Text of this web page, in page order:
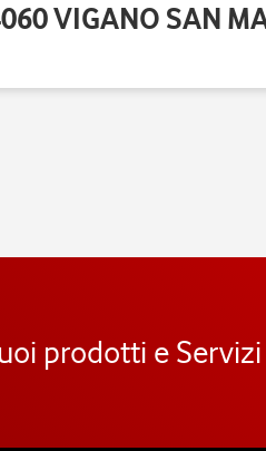
VIGANO SAN
prodotti e